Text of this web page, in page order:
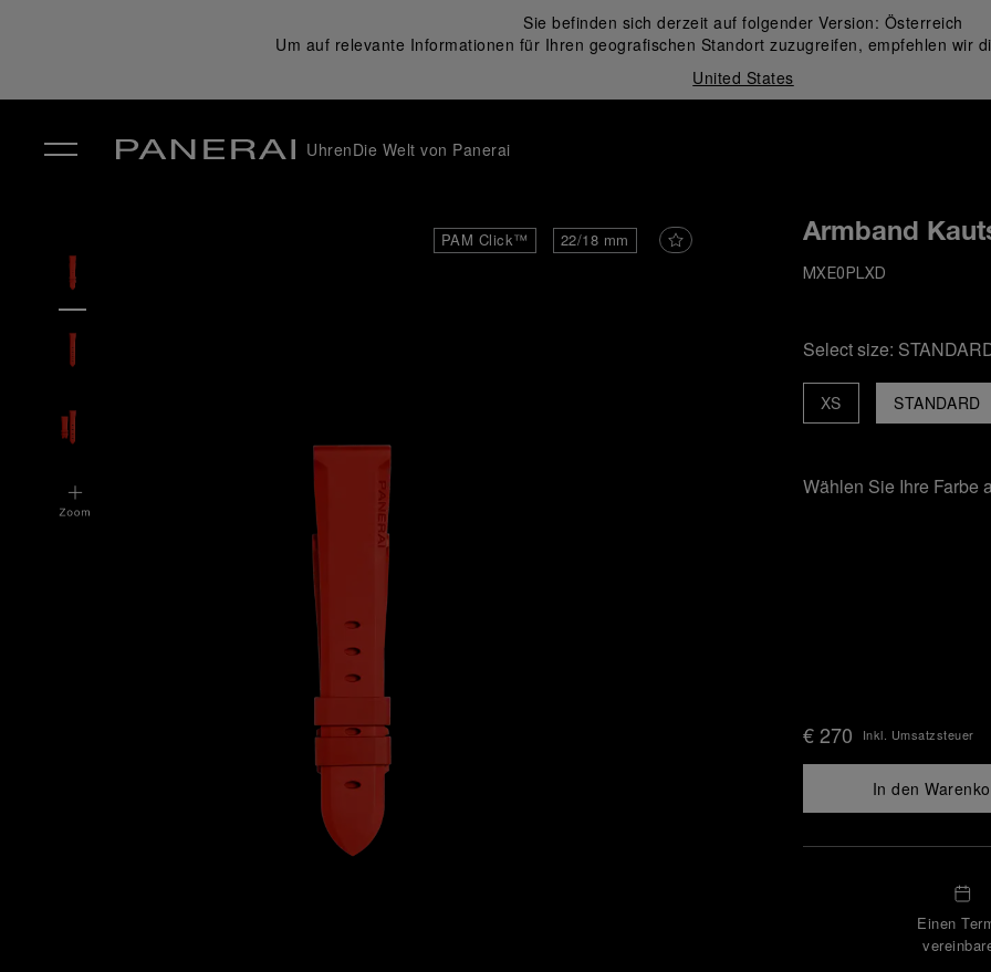
Sie befinden sich derzeit auf folgender Version: Österreich
Um auf relevante Informationen für Ihren geografischen Standort zuzugreifen, empfehlen wir
United States
UhrenDie Welt von Panerai
PAM Click™ 22/18 mm Armband
MXE0PLXD
Select size:
STANDARD
XS
Wählen Sie Ihre Farbe
€ 270 Inkl. Umsatzsteuer
In den
Einen